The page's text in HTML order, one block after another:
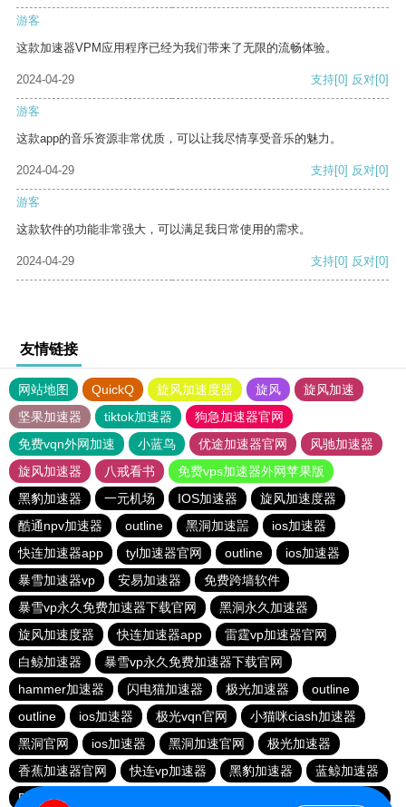
游客
这款加速器VPM应用程序已经为我们带来了无限的流畅体验。
2024-04-29 支持[0] 反对[0]
游客
这款app的音乐资源非常优质，可以让我尽情享受音乐的魅力。
2024-04-29 支持[0] 反对[0]
游客
这款软件的功能非常强大，可以满足我日常使用的需求。
2024-04-29 支持[0] 反对[0]
友情链接
网站地图 QuickQ 旋风加速度器 旋风
旋风加速
坚果加速器
tiktok加速器
狗急加速器官网
免费vqn外网加速
小蓝鸟 优途加速器官网
风驰加速器
旋风加速器
八戒看书
免费vps加速器外网苹果版
黑豹加速器
一元机场 IOS加速器
旋风加速度器
酷通npv加速器
outline 黑洞加速噐
ios加速器
快连加速器app
tyl加速器官网 outline
ios加速器
暴雪加速器vp
安易加速器
免费跨墙软件
暴雪vp永久免费加速器下载官网
黑洞永久加速器
旋风加速度器
快连加速器app
雷霆vp加速器官网
白鲸加速器
暴雪vp永久免费加速器下载官网
hammer加速器
闪电猫加速器 极光加速器
outline
outline
ios加速器 极光vqn官网
小猫咪ciash加速器
黑洞官网
ios加速器 黑洞加速官网
极光加速器
香蕉加速器官网
快连vp加速器 黑豹加速器
蓝鲸加速器
BitzNet官网
hammer加速器